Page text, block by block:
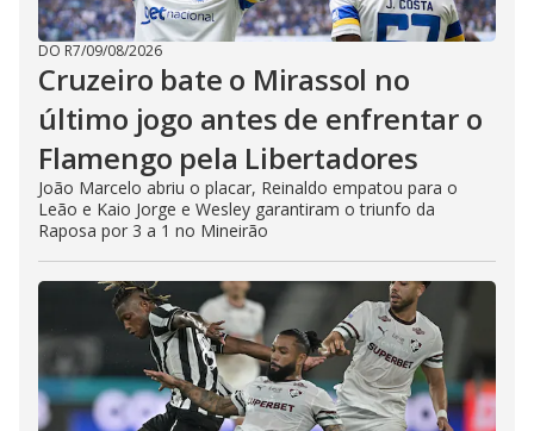
DO R7/09/08/2026
Cruzeiro bate o Mirassol no
último jogo antes de enfrentar o
Flamengo pela Libertadores
João Marcelo abriu o placar, Reinaldo empatou para o
Leão e Kaio Jorge e Wesley garantiram o triunfo da
Raposa por 3 a 1 no Mineirão